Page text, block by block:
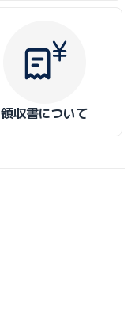
領収書について